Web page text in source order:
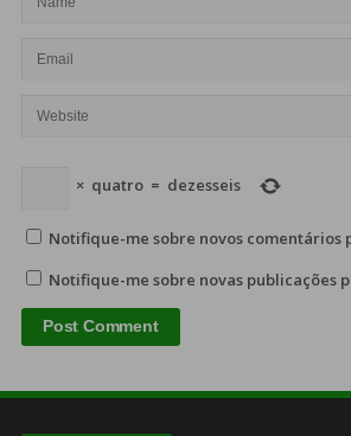
× quatro = dezesseis
Notifique-me sobre novos comentários
Notifique-me sobre novas publicações